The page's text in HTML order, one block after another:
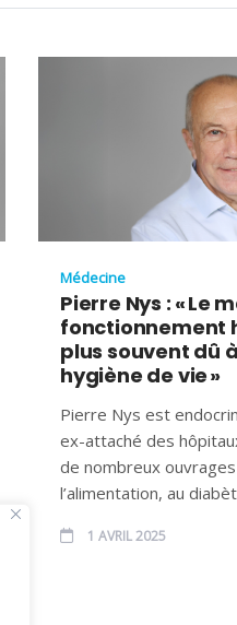
Médecine
Pierre Nys : « Le
fonctionnement
plus souvent dû
hygiène de vie »
Pierre Nys est
ex-attaché des
de nombreux
l’alimentation, au
1 AVRIL 2025